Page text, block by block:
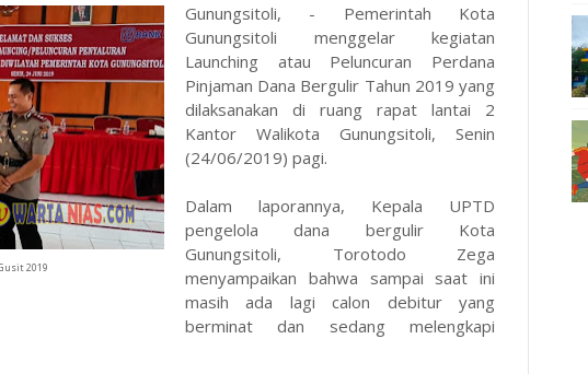
2019
Gunungsitoli, - Pemerintah Kota
Gunungsitoli menggelar kegiatan
Launching atau Peluncuran Perdana
Pinjaman Dana Bergulir Tahun 2019 yang
dilaksanakan di ruang rapat lantai 2
Kantor Walikota Gunungsitoli, Senin
(24/06/2019) pagi.
Dalam laporannya, Kepala UPTD
pengelola dana bergulir Kota
Gunungsitoli, Torotodo Zega
menyampaikan bahwa sampai saat ini
masih ada lagi calon debitur yang
berminat dan sedang melengkapi